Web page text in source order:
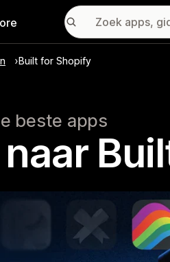
Built for Shopify
beste apps